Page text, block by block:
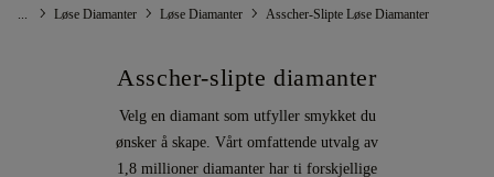
Løse Diamanter Løse Diamanter Asscher-Slipte Løse Diamanter
Asscher-slipte diamanter
Velg en diamant som utfyller smykket du
ønsker å skape. Vårt omfattende utvalg av
1,8 millioner diamanter har ti forskjellige